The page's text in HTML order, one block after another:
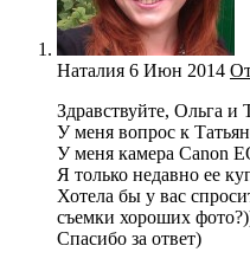
Наталия 6 Июн 2014
Здравствуйте, Ольга и
У меня вопрос к
У меня камера Canon
Я только недавно ее
Хотела бы у вас
съемки хороших
Спасибо за ответ)